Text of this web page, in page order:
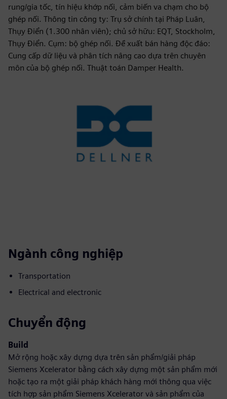
rung/gia tốc, tín hiệu khớp nối, cảm biến va chạm cho bộ
ghép nối. Thông tin công ty: Trụ sở chính tại Pháp Luân,
Thụy Điển (1.300 nhân viên); chủ sở hữu: EQT, Stockholm,
Thụy Điển. Cụm: bộ ghép nối. Đề xuất bán hàng độc đáo:
Cung cấp dữ liệu và phân tích nâng cao dựa trên chuyên
môn của bộ ghép nối. Thuật toán Damper Health.
Ngành công nghiệp
Transportation
Electrical and electronic
Chuyển động
Build
Mở rộng hoặc xây dựng dựa trên sản phẩm/giải pháp
Siemens Xcelerator bằng cách xây dựng một sản phẩm mới
hoặc tạo ra một giải pháp khách hàng mới thông qua việc
tích hợp sản phẩm Siemens Xcelerator và sản phẩm của